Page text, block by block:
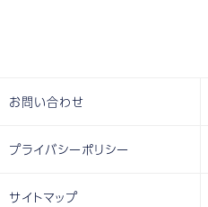
お問い合わせ
プライバシーポリシー
サイトマップ